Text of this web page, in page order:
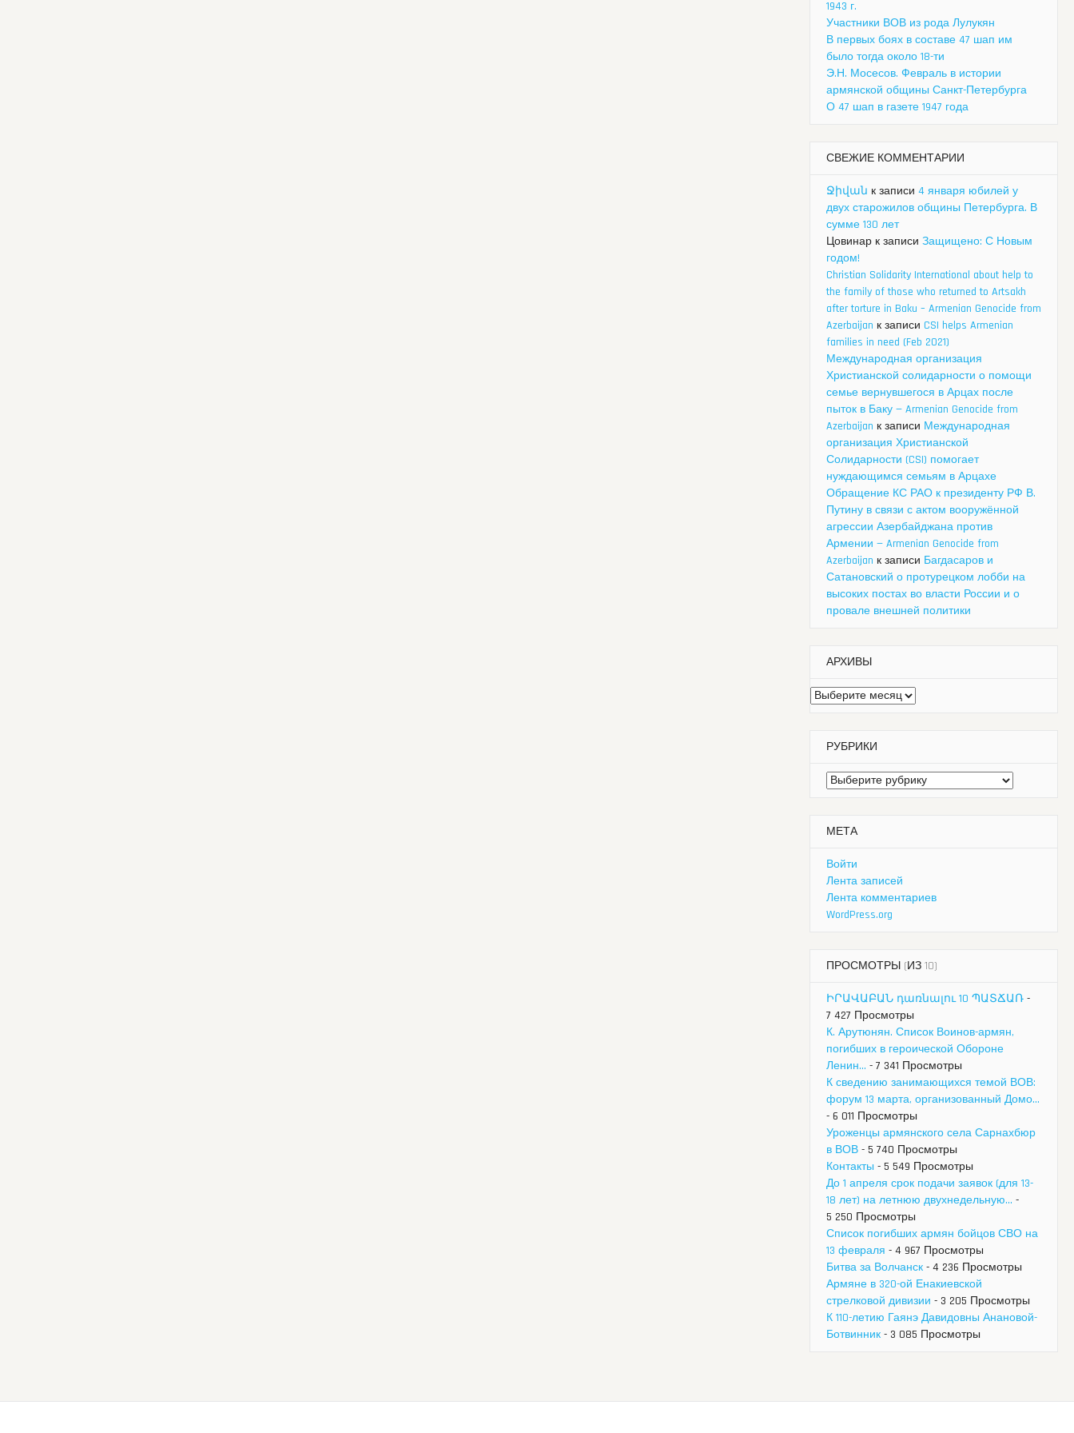
1943 г.
Участники ВОВ из рода Лулукян
В первых боях в составе 47 шап им
было тогда около 18-ти
Э.Н. Мосесов. Февраль в истории
армянской общины Санкт-Петербурга
О 47 шап в газете 1947 года
СВЕЖИЕ КОММЕНТАРИИ
Ջիվան к записи 4 января юбилей у
двух старожилов общины Петербурга. В
сумме 130 лет
Цовинар к записи Защищено: С Новым
годом!
Christian Solidarity International about help to
the family of those who returned to Artsakh
after torture in Baku – Armenian Genocide from
Azerbaijan к записи CSI helps Armenian
families in need (Feb 2021)
Международная организация
Христианской солидарности о помощи
семье вернувшегося в Арцах после
пыток в Баку — Armenian Genocide from
Azerbaijan к записи Международная
организация Христианской
Солидарности (CSI) помогает
нуждающимся семьям в Арцахе
Обращение КС РАО к президенту РФ В.
Путину в связи с актом вооружённой
агрессии Азербайджана против
Армении — Armenian Genocide from
Azerbaijan к записи Багдасаров и
Сатановский о протурецком лобби на
высоких постах во власти России и о
провале внешней политики
АРХИВЫ
Архивы
РУБРИКИ
Рубрики
МЕТА
Войти
Лента записей
Лента комментариев
WordPress.org
ПРОСМОТРЫ (ИЗ 10)
ԻՐԱՎԱԲԱՆ դառնալու 10 ՊԱՏՃԱՌ -
7 427 Просмотры
К. Арутюнян. Список Воинов-армян,
погибших в героической Обороне
Ленин... - 7 341 Просмотры
К сведению занимающихся темой ВОВ:
форум 13 марта, организованный Домо...
- 6 011 Просмотры
Уроженцы армянского села Сарнахбюр
в ВОВ - 5 740 Просмотры
Контакты - 5 549 Просмотры
До 1 апреля срок подачи заявок (для 13-
18 лет) на летнюю двухнедельную... -
5 250 Просмотры
Список погибших армян бойцов СВО на
13 февраля - 4 967 Просмотры
Битва за Волчанск - 4 236 Просмотры
Армяне в 320-ой Енакиевской
стрелковой дивизии - 3 205 Просмотры
К 110-летию Гаянэ Давидовны Анановой-
Ботвинник - 3 085 Просмотры